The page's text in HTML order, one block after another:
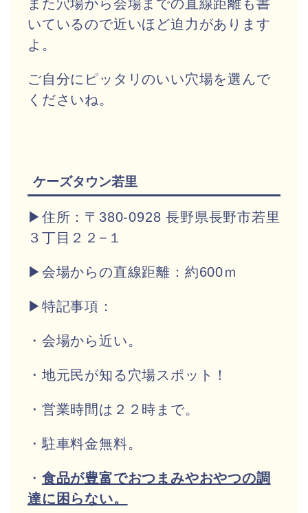
また穴場から会場までの直線距離も書
いているので近いほど迫力があります
よ。
ご自分にピッタリのいい穴場を選んで
くださいね。
ケーズタウン若里
▶住所：〒380-0928 長野県長野市若里
３丁目２２−１
▶会場からの直線距離：約600ｍ
▶特記事項：
・会場から近い。
・地元民が知る穴場スポット！
・営業時間は２２時まで。
・駐車料金無料。
・ 食品が豊富でおつまみやおやつの調
達に困らない。